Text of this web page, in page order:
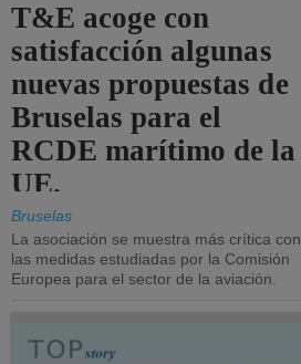
T&E acoge con
satisfacción algunas
nuevas propuestas de
Bruselas para el
RCDE marítimo de la
UE.
Bruselas
La asociación se muestra más crítica con
las medidas estudiadas por la Comisión
Europea para el sector de la aviación.